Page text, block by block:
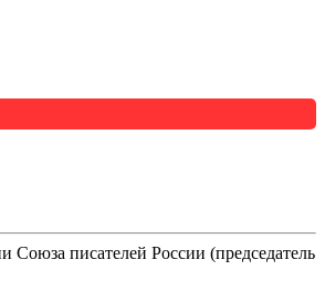
Союза писателей России (председатель